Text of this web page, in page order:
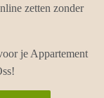
zetten zonder
je Appartement